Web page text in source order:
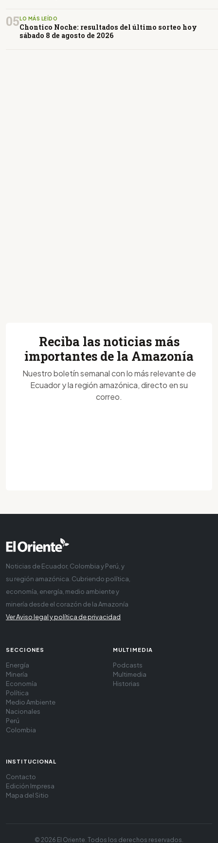
05LO MÁS LEÍDO
Chontico Noche: resultados del último sorteo hoy
sábado 8 de agosto de 2026
Reciba las noticias más
importantes de la Amazonía
Nuestro boletín semanal con lo más relevante de
Ecuador y la región amazónica, directo en su
correo.
Noticias de Ecuador, Colombia y Perú, y
su región amazónica. Cubriendo política,
economía, energía, medio ambiente y
minería desde el corazón de la Amazonía
Ver Aviso legal y política de privacidad
SECCIONES
Energía
Minería
Economía
Política
Medio Ambiente
Nacionales
Perú
Colombia
MULTIMEDIA
Podcasts
Multimedia
Historias
INSTITUCIONAL
Contacto
Edición Impresa
Mapa del Sitio
© 2026 El Oriente. Todos los derechos reservados.